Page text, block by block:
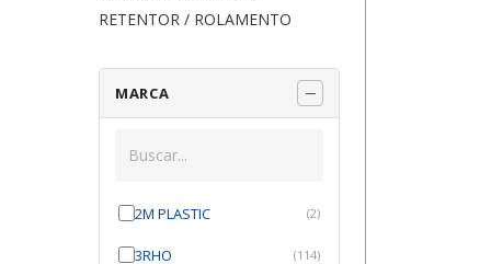
RETENTOR / ROLAMENTO
MARCA
2M PLASTIC (2)
3RHO (114)